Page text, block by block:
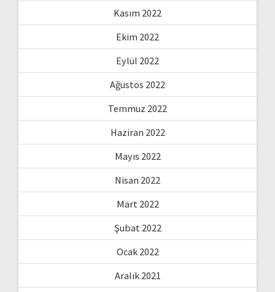
Kasım 2022
Ekim 2022
Eylül 2022
Ağustos 2022
Temmuz 2022
Haziran 2022
Mayıs 2022
Nisan 2022
Mart 2022
Şubat 2022
Ocak 2022
Aralık 2021